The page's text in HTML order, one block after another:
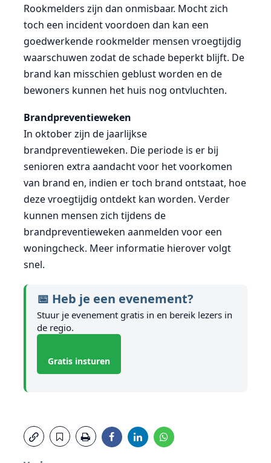
Rookmelders zijn dan onmisbaar. Mocht zich
toch een incident voordoen dan kan een
goedwerkende rookmelder mensen vroegtijdig
waarschuwen zodat de schade beperkt blijft. De
brand kan misschien geblust worden en de
bewoners kunnen het huis nog ontvluchten.
Brandpreventieweken
In oktober zijn de jaarlijkse
brandpreventieweken. Die periode is er bij
senioren extra aandacht voor het voorkomen
van brand en, indien er toch brand ontstaat, hoe
deze vroegtijdig ontdekt kan worden. Verder
kunnen mensen zich tijdens de
brandpreventieweken aanmelden voor een
woningcheck. Meer informatie hierover volgt
snel.
📅 Heb je een evenement?
Stuur je evenement gratis in en bereik lezers in
de regio.
Gratis insturen